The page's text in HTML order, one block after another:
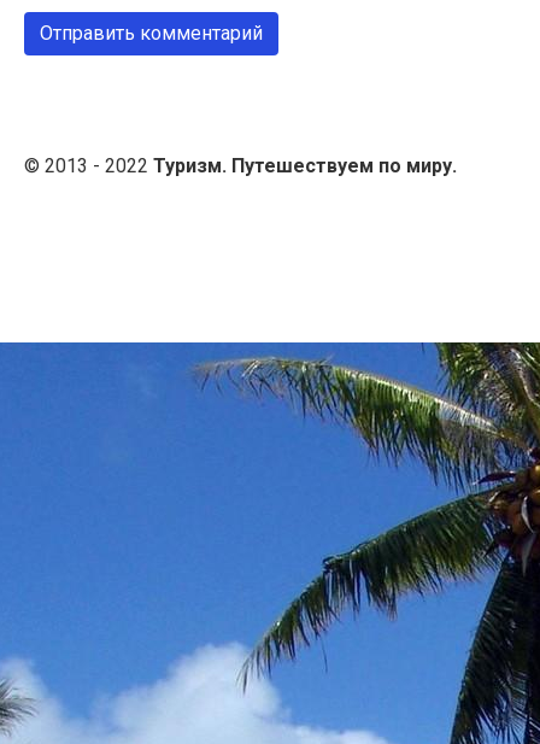
© 2013 - 2022 Туризм. Путешествуем по миру.